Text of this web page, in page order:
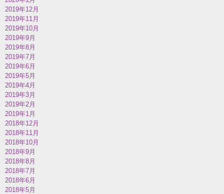
2019年12月
2019年11月
2019年10月
2019年9月
2019年8月
2019年7月
2019年6月
2019年5月
2019年4月
2019年3月
2019年2月
2019年1月
2018年12月
2018年11月
2018年10月
2018年9月
2018年8月
2018年7月
2018年6月
2018年5月